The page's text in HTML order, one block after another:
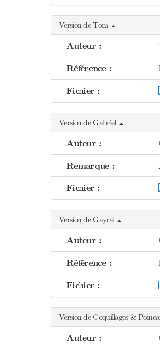
Version de Tom
Auteur :
Référence :
Fichier :
Version de Gabriel
Auteur :
Remarque :
Fichier :
Version de Gayral
Auteur :
Référence :
Fichier :
Version de Coquillages &
Auteur :